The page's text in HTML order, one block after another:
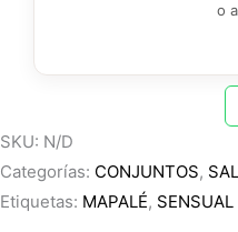
o a
SKU: N/D
Categorías: CONJUNTOS,
Etiquetas: MAPALÉ, SENSUAL